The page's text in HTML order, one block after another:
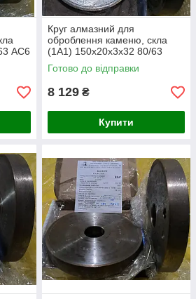
АС6
Круг алмазний для
оброблення каменю, скла
(1А1) 150х20х3х32 80/63
АС32 100%
Готово до відправки
8 129 ₴
Купити